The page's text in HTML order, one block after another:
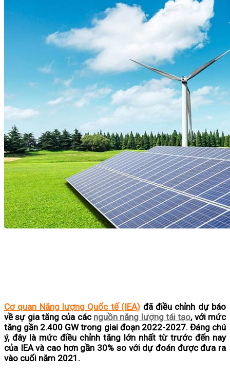
Cơ quan Năng lượng Quốc tế (IEA) đã điều chỉnh dự báo
về sự gia tăng của các nguồn năng lượng tái tạo, với mức
tăng gần 2.400 GW trong giai đoạn 2022-2027. Đáng chú
ý, đây là mức điều chỉnh tăng lớn nhất từ trước đến nay
của IEA và cao hơn gần 30% so với dự đoán được đưa ra
vào cuối năm 2021.